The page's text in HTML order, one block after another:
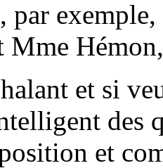
par
et si
des
et